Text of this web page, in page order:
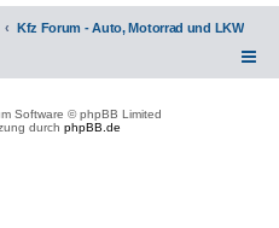
Kfz Forum - Auto, Motorrad und LKW
Software © phpBB Limited
durch phpBB.de